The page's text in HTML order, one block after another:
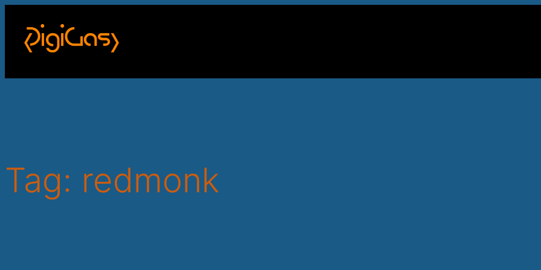
content
Tag: redmonk